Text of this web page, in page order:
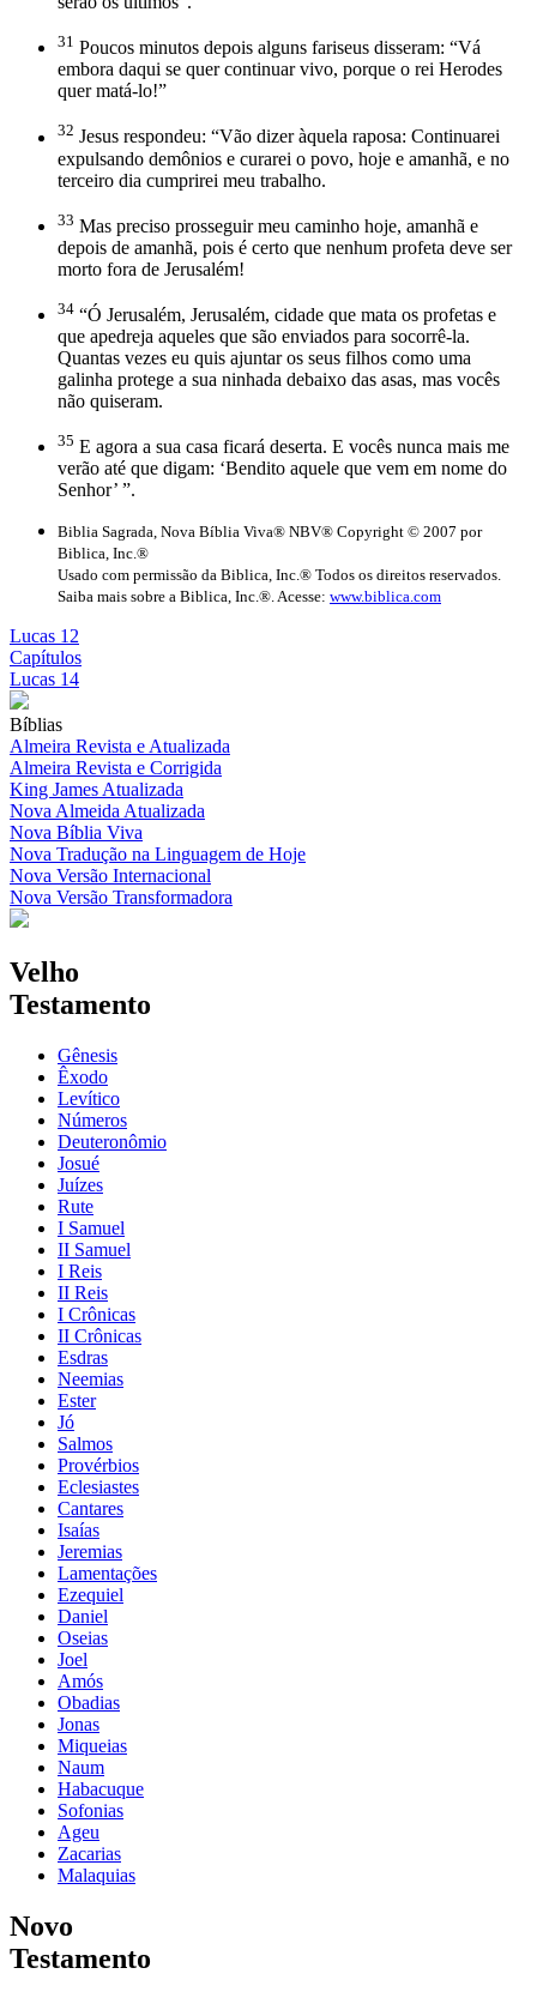
31 Poucos minutos depois alguns fariseus disseram: “Vá
embora daqui se quer continuar vivo, porque o rei Herodes
quer matá-lo!”
32 Jesus respondeu: “Vão dizer àquela raposa: Continuarei
expulsando demônios e curarei o povo, hoje e amanhã, e no
terceiro dia cumprirei meu trabalho.
33 Mas preciso prosseguir meu caminho hoje, amanhã e
depois de amanhã, pois é certo que nenhum profeta deve ser
morto fora de Jerusalém!
34 “Ó Jerusalém, Jerusalém, cidade que mata os profetas e
que apedreja aqueles que são enviados para socorrê-la.
Quantas vezes eu quis ajuntar os seus filhos como uma
galinha protege a sua ninhada debaixo das asas, mas vocês
não quiseram.
35 E agora a sua casa ficará deserta. E vocês nunca mais me
verão até que digam: ‘Bendito aquele que vem em nome do
Senhor’ ”.
Biblia Sagrada, Nova Bíblia Viva® NBV® Copyright © 2007 por
Biblica, Inc.®
Usado com permissão da Biblica, Inc.® Todos os direitos reservados.
Saiba mais sobre a Biblica, Inc.®. Acesse: www.biblica.com
Lucas 12
Capítulos
Lucas 14
Bíblias
Almeira Revista e Atualizada
Almeira Revista e Corrigida
King James Atualizada
Nova Almeida Atualizada
Nova Bíblia Viva
Nova Tradução na Linguagem de Hoje
Nova Versão Internacional
Nova Versão Transformadora
Velho
Testamento
Gênesis
Êxodo
Levítico
Números
Deuteronômio
Josué
Juízes
Rute
I Samuel
II Samuel
I Reis
II Reis
I Crônicas
II Crônicas
Esdras
Neemias
Ester
Jó
Salmos
Provérbios
Eclesiastes
Cantares
Isaías
Jeremias
Lamentações
Ezequiel
Daniel
Oseias
Joel
Amós
Obadias
Jonas
Miqueias
Naum
Habacuque
Sofonias
Ageu
Zacarias
Malaquias
Novo
Testamento